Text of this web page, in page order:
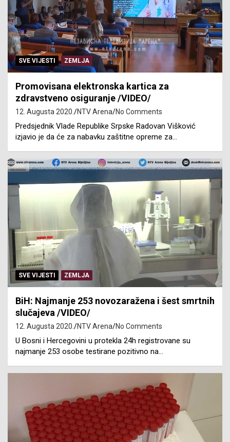
SVE VIJESTI ZEMLJA
Promovisana elektronska kartica za
zdravstveno osiguranje /VIDEO/
12. Augusta 2020. NTV Arena No Comments
Predsjednik Vlade Republike Srpske Radovan Višković
izjavio je da će za nabavku zaštitne opreme za…
SVE VIJESTI ZEMLJA
BiH: Najmanje 253 novozaražena i šest smrtnih
slučajeva /VIDEO/
12. Augusta 2020. NTV Arena No Comments
U Bosni i Hercegovini u protekla 24h registrovane su
najmanje 253 osobe testirane pozitivno na…